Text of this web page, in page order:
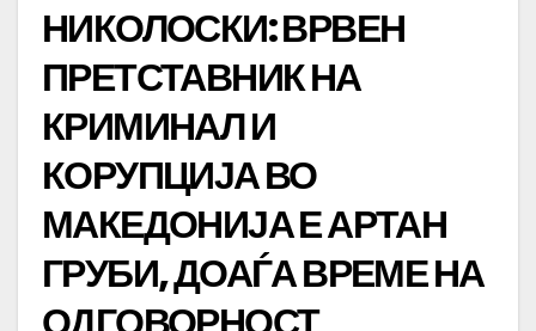
НИКОЛОСКИ: ВРВЕН
ПРЕТСТАВНИК НА
КРИМИНАЛ И
КОРУПЦИЈА ВО
МАКЕДОНИЈА Е АРТАН
ГРУБИ, ДОАЃА ВРЕМЕ НА